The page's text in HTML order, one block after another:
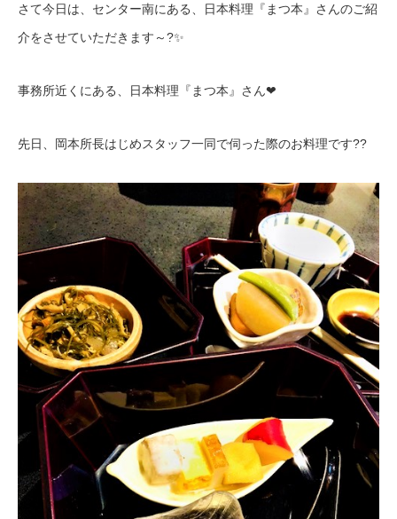
さて今日は、センター南にある、日本料理『まつ本』さんのご紹
介をさせていただきます～?✨
事務所近くにある、日本料理『まつ本』さん❤
先日、岡本所長はじめスタッフ一同で伺った際のお料理です??